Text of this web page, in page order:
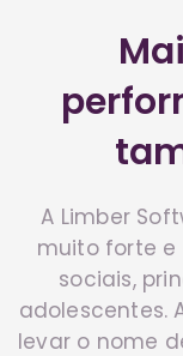
A Limber
muito forte e
sociais,
adolescentes.
levar o nome